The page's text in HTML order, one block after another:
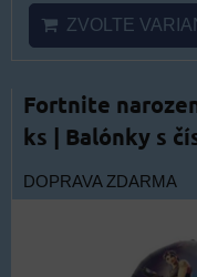
ZVOLTE
Fortnite
ks | Balónky s
DOPRAVA ZDARMA